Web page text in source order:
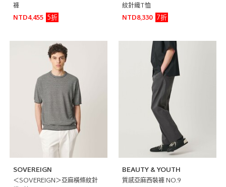
褲
NTD4,455
5折
紋針織T恤
NTD8,330
7折
SOVEREIGN
＜SOVEREIGN＞亞麻橫條紋針
BEAUTY & YOUTH
質感亞麻西裝褲 NO.9